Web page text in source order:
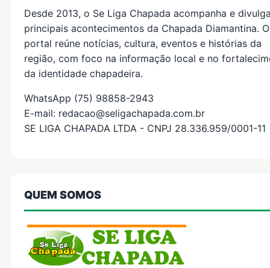
Desde 2013, o Se Liga Chapada acompanha e
principais acontecimentos da Chapada Diamantina. O
portal reúne notícias, cultura, eventos e histórias da
região, com foco na informação local e no
da identidade chapadeira.
WhatsApp (75) 98858-2943
E-mail: redacao@seligachapada.com.br
SE LIGA CHAPADA LTDA - CNPJ 28.336.959/0001-11
QUEM SOMOS